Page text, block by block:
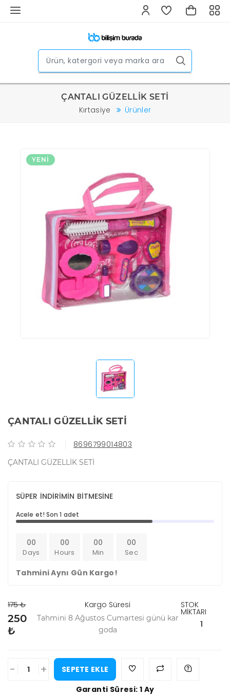
ÇANTALI GÜZELLİK SETİ
Kırtasiye Ürünler
YENI
ÇANTALI GÜZELLİK SETİ
8696799014803
ÇANTALI GÜZELLİK SETİ
SÜPER İNDİRİMİN BİTMESİNE
Acele et! Son 1 adet
00
Days
00
Hours
00
Min
00
Sec
Tahmini Aynı Gün Kargo!
175 ₺
250
₺
Kargo Süresi
Tahmini 8 Ağustos Cumartesi günü kar
goda
STOK
MİKTARI
1
- +
SEPETE EKLE
Garanti Süresi: 1 Ay